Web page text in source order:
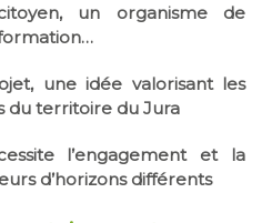
un organisme de
une idée valorisant les
du territoire du Jura
l’engagement et la
d’horizons différents